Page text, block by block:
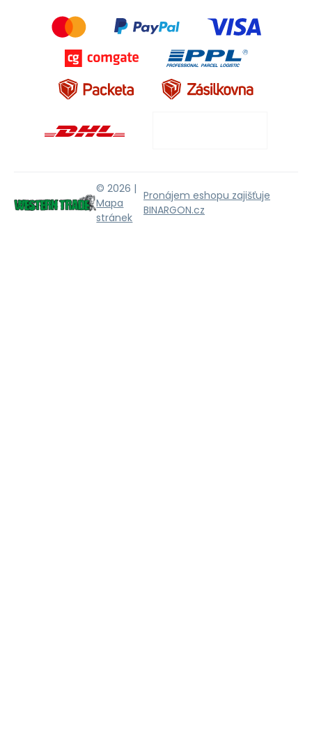
© 2026 |
Mapa
stránek
Pronájem eshopu zajišťuje
BINARGON.cz